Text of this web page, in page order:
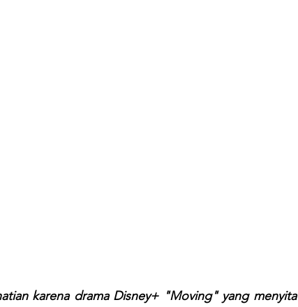
karena drama Disney+ "Moving" yang menyita